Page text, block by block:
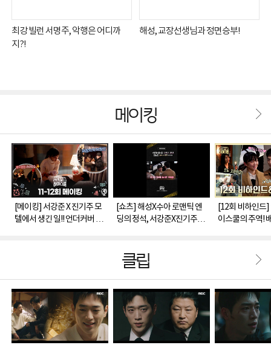
최강 빌런 서명주, 악행은 어디까
지?!
해성, 교장선생님과 정면승부!
메이킹
[메이킹] 서강준 X 진기주 모
텔에서 생긴 일!! 언더커버 하
[쇼츠] 해성X수아 로맨틱 엔
딩의 정석, 서강준X진기주
[12회 비하인드
이스쿨의 주역!
클립